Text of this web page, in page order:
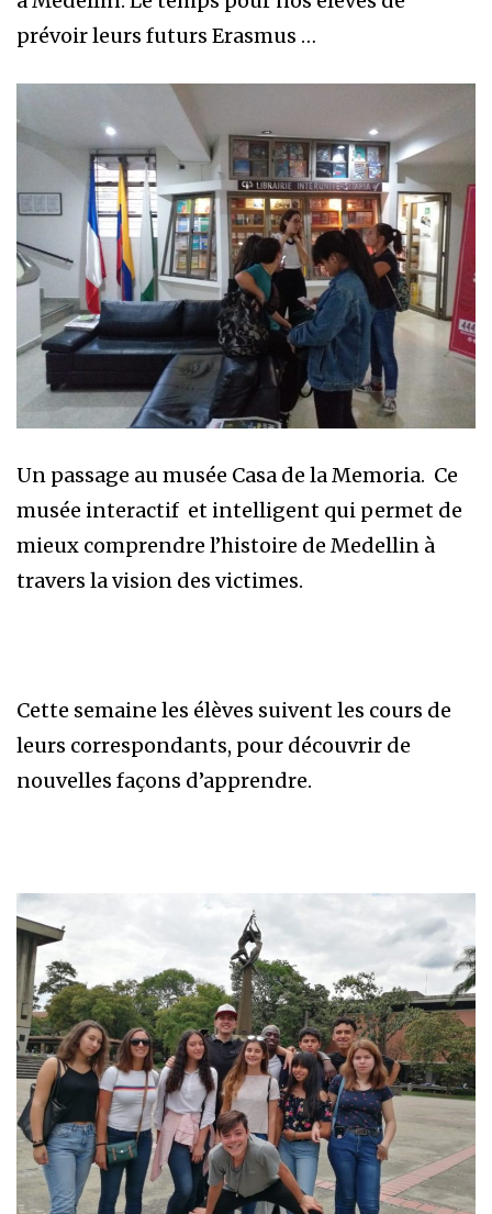
prévoir leurs futurs Erasmus …
Un passage au musée Casa de la Memoria. Ce
musée interactif et intelligent qui permet de
mieux comprendre l’histoire de Medellin à
travers la vision des victimes.
Cette semaine les élèves suivent les cours de
leurs correspondants, pour découvrir de
nouvelles façons d’apprendre.